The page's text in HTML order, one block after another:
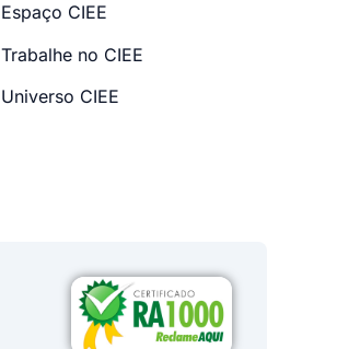
Espaço CIEE
Trabalhe no CIEE
Universo CIEE